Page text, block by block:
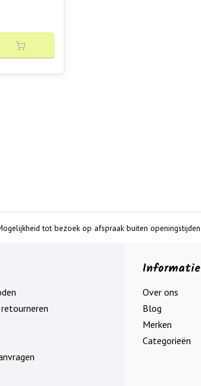
tot bezoek op afspraak buiten openingstijden
Informatie
Over ons
Blog
Merken
Categorieën